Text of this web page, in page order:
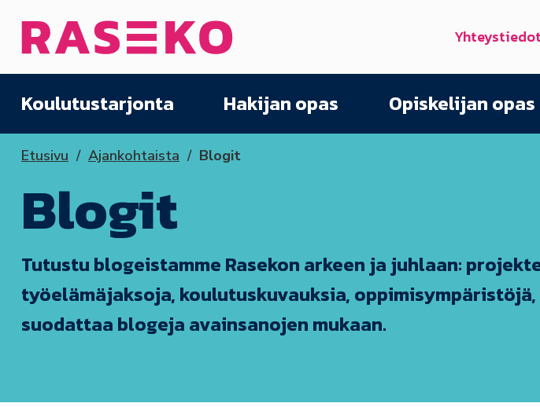
Etusivu Yhteystiedot
Koulutustarjonta Hakijan opas Opiskelijan opas
Etusivu Ajankohtaista Blogit
Blogit
Tutustu blogeistamme Rasekon arkeen ja juhlaan:
työelämäjaksoja, koulutuskuvauksia,
suodattaa blogeja avainsanojen mukaan.